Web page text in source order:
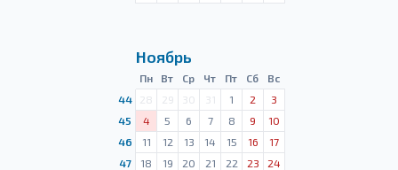
Ноябрь
Пн Вт Ср Чт Пт Сб
Вс
44
28 29 30 31 1 2
3
45
4 5 6 7 8 9
10
46
11 12 13 14 15 16
17
47
18 19 20 21 22 23
24